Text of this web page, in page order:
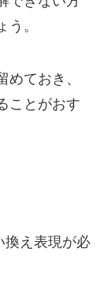
。
ておき、
ことがおす
換え表現が必